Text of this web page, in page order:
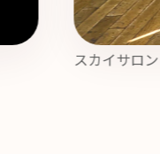
スカイサロ